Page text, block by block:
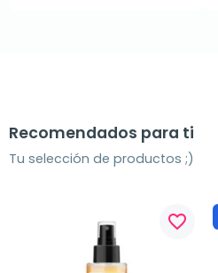
Recomendados para ti
Tu selección de productos ;)
favorite_border